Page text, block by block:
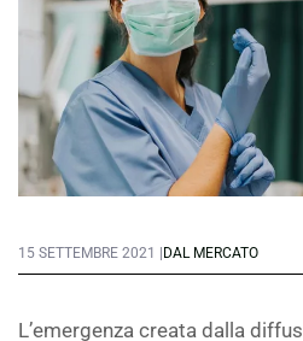
15 SETTEMBRE 2021 | DAL MERCATO
L’emergenza creata dalla